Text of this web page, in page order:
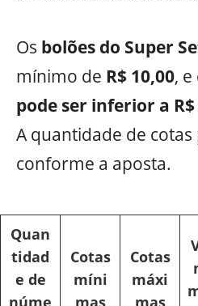
Os bolões do Super
mínimo de R$ 10,00, e
pode ser inferior a R$
A quantidade de
conforme a aposta.
Quan
tidad
e de
núme
Cotas
míni
mas
Cotas
máxi
mas